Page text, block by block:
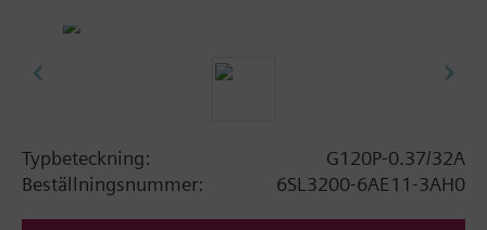
the total height increases as follows: FSA: 80 mm;
FSB: 78 mm; FSC: 77 mm; FSD, FSE, FSF: 123 mm.
Typbeteckning:
G120P-0.37/32A
Beställningsnummer:
6SL3200-6AE11-3AH0